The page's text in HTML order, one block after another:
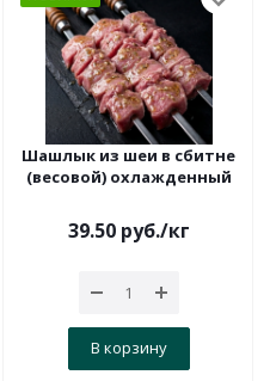
Шашлык из шеи в сбитне
(весовой) охлажденный
39.50руб./кг
В корзину